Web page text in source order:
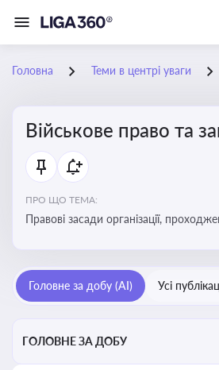
Головна Теми в центрі уваги
Військове право та
ПРО ЩО ТЕМА:
Правові засади організації,
військовослужбовців у воєнний час
Головне за добу (AI) Усі
ГОЛОВНЕ ЗА ДОБУ